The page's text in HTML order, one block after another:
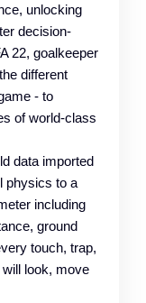
unlocking
decision-
22, goalkeeper
different
- to
of world-class
data imported
physics to a
including
ground
touch, trap,
look, move